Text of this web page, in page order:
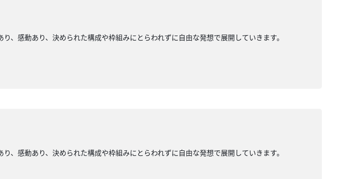
、感動あり、決められた構成や枠組みにとらわれずに自由な発想で展開していきます。
、感動あり、決められた構成や枠組みにとらわれずに自由な発想で展開していきます。